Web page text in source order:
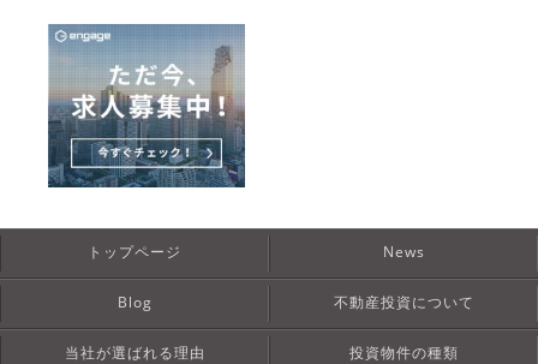
トップページ News
Blog 不動産投資について
当社が選ばれる理由 投資物件の種類